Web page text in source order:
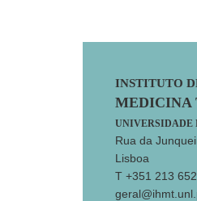
Footer
INSTITUTO
MEDICINA
UNIVERSIDADE
Rua da
Lisboa
T +351 213